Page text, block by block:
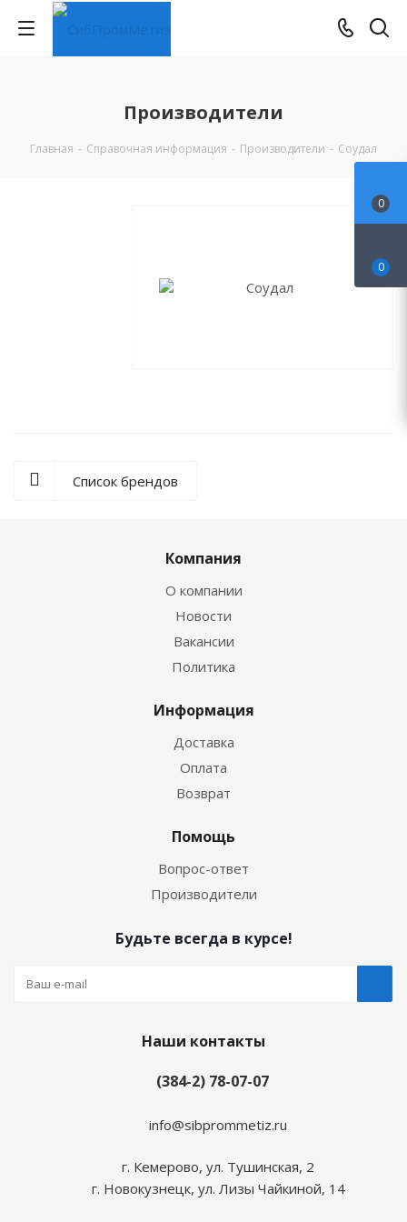
Производители
Главная - Справочная информация - Производители - Соудал
Список брендов
Компания
О компании
Новости
Вакансии
Политика
Информация
Доставка
Оплата
Возврат
Помощь
Вопрос-ответ
Производители
Будьте всегда в курсе!
Наши контакты
(384-2) 78-07-07
info@sibprommetiz.ru
г. Кемерово, ул. Тушинская, 2
г. Новокузнецк, ул. Лизы Чайкиной, 14
0
0